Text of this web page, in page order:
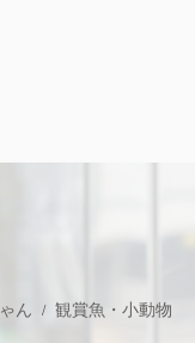
ん 観賞魚・小動物